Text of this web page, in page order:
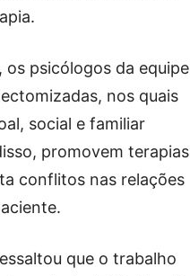
psicólogos da equipe
nos quais
social e familiar
promovem terapias
conflitos nas relações
que o trabalho